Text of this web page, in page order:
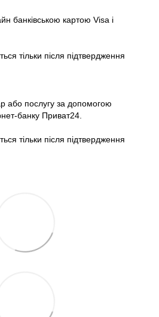
банківською картою Visa і
тільки після підтвердження
або послугу за допомогою
банку Приват24.
тільки після підтвердження